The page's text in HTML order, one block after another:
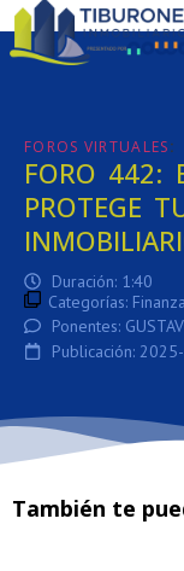
FOROS VIRTUALES:
FORO 442:
PROTEGE
Duración: 1:40
Categorías:
Ponentes:
Publicación:
También te